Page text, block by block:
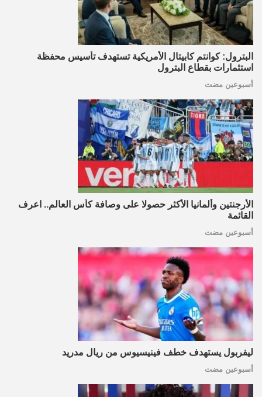
البترول: كوانتم كابيتال الأمريكية تستهدف تأسيس محفظة
استثمارات بقطاع البترول
أسبوعين مضت
الأرجنتين وألمانيا الأكثر حصولا على وصافة كأس العالم.. اعرف
القائمة
أسبوعين مضت
ليفربول يستهدف خطف فينيسيوس من ريال مدريد
أسبوعين مضت